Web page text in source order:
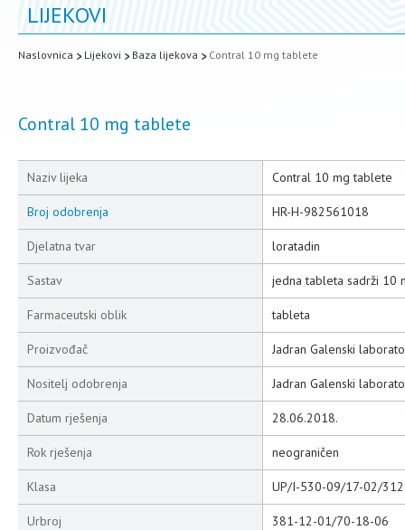
LIJEKOVI
Naslovnica Lijekovi Baza lijekova Contral 10 mg tablete
Contral 10 mg tablete
Naziv lijeka Contral 10 mg tablete
Broj odobrenja HR-H-982561018
Djelatna tvar loratadin
Sastav jedna tableta sadrži 10
Farmaceutski oblik tableta
Proizvođač Jadran Galenski
Nositelj odobrenja Jadran Galenski
Datum rješenja 28.06.2018.
Rok rješenja neograničen
Klasa UP/I-530-09/17-02/312
Urbroj 381-12-01/70-18-06